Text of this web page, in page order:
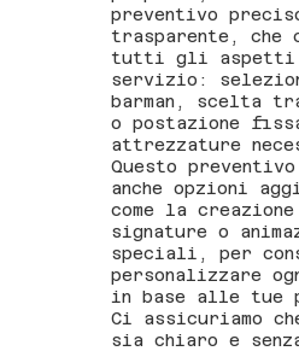
preventivo
trasparente, che
tutti gli aspetti
servizio:
barman, scelta
o postazione
attrezzature
Questo
anche opzioni
come la
signature o
speciali, per
personalizzare
in base alle tue
Ci assicuriamo
sia chiaro e